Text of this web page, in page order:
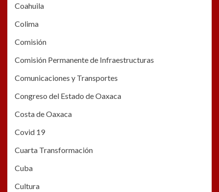
Coahuila
Colima
Comisión
Comisión Permanente de Infraestructuras
Comunicaciones y Transportes
Congreso del Estado de Oaxaca
Costa de Oaxaca
Covid 19
Cuarta Transformación
Cuba
Cultura